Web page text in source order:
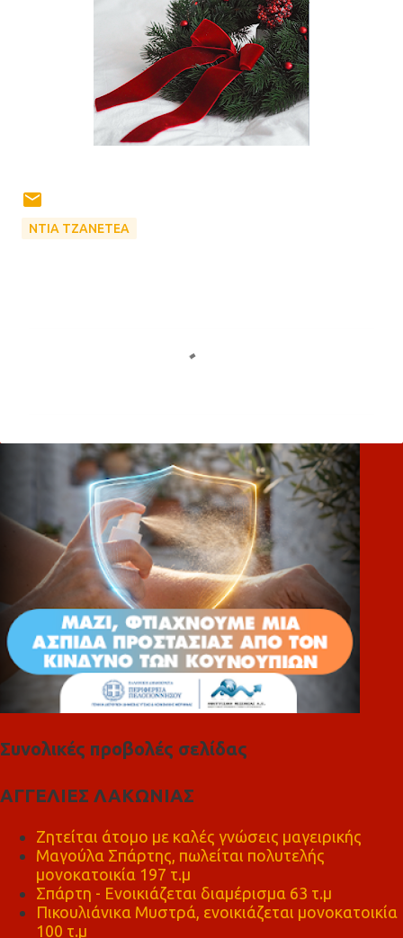
ΝΤΙΑ ΤΖΑΝΕΤΕΑ
λ
Συνολικές προβολές σελίδας
ΑΓΓΕΛΙΕΣ ΛΑΚΩΝΙΑΣ
Ζητείται άτομο με καλές γνώσεις μαγειρικής
Μαγούλα Σπάρτης, πωλείται πολυτελής
μονοκατοικία 197 τ.μ
Σπάρτη - Ενοικιάζεται διαμέρισμα 63 τ.μ
Πικουλιάνικα Μυστρά, ενοικιάζεται μονοκατοικία
100 τ.μ